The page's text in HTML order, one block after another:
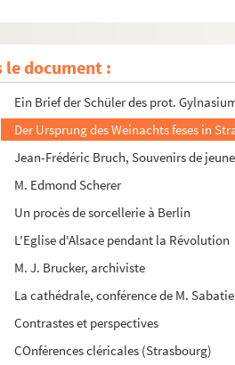
le document :
1396. Etudes historiques, littéraires,
Mémoires d'un bourmestre poméranien
Ein Brief der Schüler des prot.
Der Ursprung des Weinachts feses in
Jean-Frédéric Bruch, Souvenirs de
M. Edmond Scherer
Un procès de sorcellerie à Berlin
L'Eglise d'Alsace pendant la Révolution
M. J. Brucker, archiviste
La cathédrale, conférence de M.
Contrastes et perspectives
COnférences cléricales (Strasbourg)